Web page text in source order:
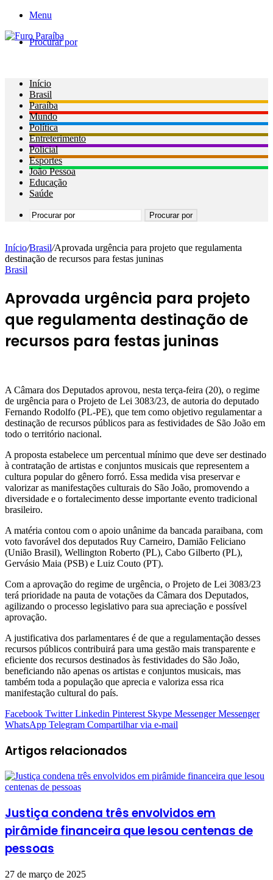
Menu
Procurar por
Início
Brasil
Paraíba
Mundo
Política
Entreterimento
Policial
Esportes
João Pessoa
Educação
Saúde
Procurar por
Início/Brasil/Aprovada urgência para projeto que regulamenta
destinação de recursos para festas juninas
Brasil
Aprovada urgência para projeto
que regulamenta destinação de
recursos para festas juninas
A Câmara dos Deputados aprovou, nesta terça-feira (20), o regime
de urgência para o Projeto de Lei 3083/23, de autoria do deputado
Fernando Rodolfo (PL-PE), que tem como objetivo regulamentar a
destinação de recursos públicos para as festividades de São João em
todo o território nacional.
A proposta estabelece um percentual mínimo que deve ser destinado
à contratação de artistas e conjuntos musicais que representem a
cultura popular do gênero forró. Essa medida visa preservar e
valorizar as manifestações culturais do São João, promovendo a
diversidade e o fortalecimento desse importante evento tradicional
brasileiro.
A matéria contou com o apoio unânime da bancada paraibana, com
voto favorável dos deputados Ruy Carneiro, Damião Feliciano
(União Brasil), Wellington Roberto (PL), Cabo Gilberto (PL),
Gervásio Maia (PSB) e Luiz Couto (PT).
Com a aprovação do regime de urgência, o Projeto de Lei 3083/23
terá prioridade na pauta de votações da Câmara dos Deputados,
agilizando o processo legislativo para sua apreciação e possível
aprovação.
A justificativa dos parlamentares é de que a regulamentação desses
recursos públicos contribuirá para uma gestão mais transparente e
eficiente dos recursos destinados às festividades do São João,
beneficiando não apenas os artistas e conjuntos musicais, mas
também toda a população que aprecia e valoriza essa rica
manifestação cultural do país.
Facebook Twitter Linkedin Pinterest Skype Messenger Messenger
WhatsApp Telegram Compartilhar via e-mail
Artigos relacionados
Justiça condena três envolvidos em
pirâmide financeira que lesou centenas de
pessoas
27 de março de 2025